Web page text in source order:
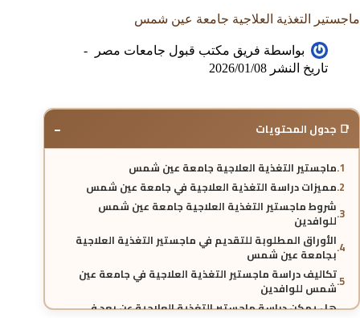
ماجستير التغذية العلاجية جامعة عين شمس
بواسطة فريق مكتب قبول جامعات مصر
تاريخ النشر 2026/01/08
📑 جدول المحتويات −
ماجستير التغذية العلاجية جامعة عين شمس
مميزات دراسة التغذية العلاجية في جامعة عين شمس
شروط ماجستير التغذية العلاجية جامعة عين شمس
للوافدين
الأوراق المطلوبة للتقديم في ماجستير التغذية العلاجية
بجامعة عين شمس
تكاليف دراسة ماجستير التغذية العلاجية في جامعة عين
شمس للوافدين
هل يمكن دراسة ماجستير التغذية العلاجية عن بعد في